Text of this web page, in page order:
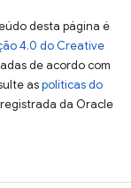
desta página é
4.0 do Creative
de acordo com
aspolíticas do
da Oracle